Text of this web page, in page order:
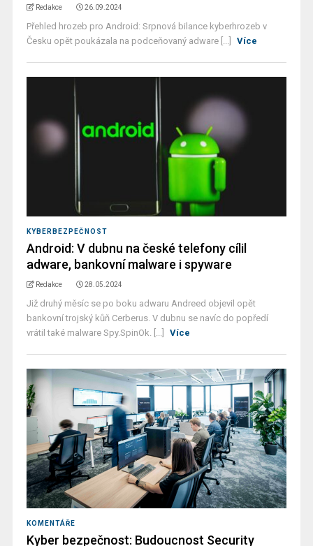
Redakce 26.09.2024
Přehled hrozeb pro Android: Srpnová bilance kyberhrozeb v
Česku opět poukázala na podceňovaný adware [...]
Více
KYBERBEZPEČNOST
Android: V dubnu na české telefony cílil
adware, bankovní malware i spyware
Redakce 28.05.2024
Již druhý měsíc se po boku adwaru Andreed objevil opět
bankovní trojský kůň Cerberus. V dubnu se navíc do popředí
vrátil také malware Spy.SpinOk. [...]
Více
KOMENTÁŘE
Kyber bezpečnost: Budoucnost Security